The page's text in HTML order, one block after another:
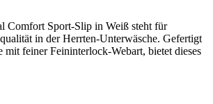
Sport-Slip in Weiß steht für
in der Herrten-Unterwäsche. Gefertigt
mit feiner Feininterlock-Webart, bietet dieses